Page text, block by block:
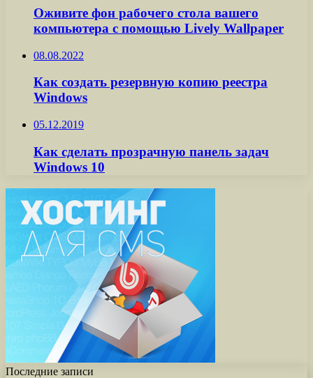
Оживите фон рабочего стола вашего
компьютера с помощью Lively Wallpaper
08.08.2022
Как создать резервную копию реестра
Windows
05.12.2019
Как сделать прозрачную панель задач
Windows 10
Последние записи